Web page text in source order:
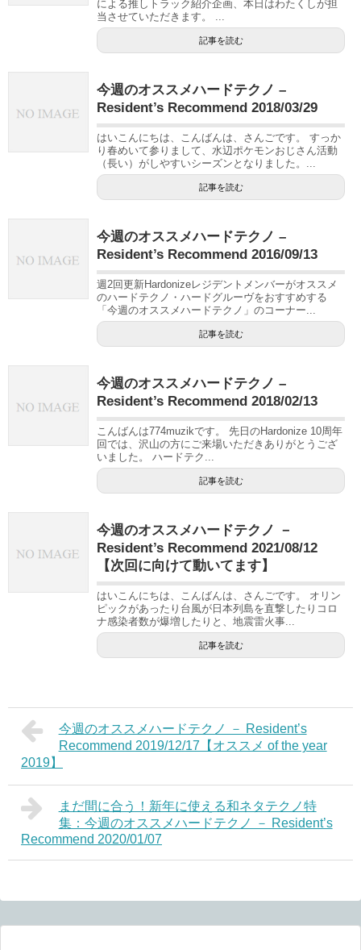
による推しトラック紹介企画、本日はわたくしが担
当させていただきます。 ...
記事を読む
今週のオススメハードテクノ –
Resident’s Recommend 2018/03/29
はいこんにちは、こんばんは、さんごです。 すっか
り春めいて参りまして、水辺ポケモンおじさん活動
（長い）がしやすいシーズンとなりました。...
記事を読む
今週のオススメハードテクノ –
Resident’s Recommend 2016/09/13
週2回更新Hardonizeレジデントメンバーがオススメ
のハードテクノ・ハードグルーヴをおすすめする
「今週のオススメハードテクノ」のコーナー...
記事を読む
今週のオススメハードテクノ –
Resident’s Recommend 2018/02/13
こんばんは774muzikです。 先日のHardonize 10周年
回では、沢山の方にご来場いただきありがとうござ
いました。 ハードテク...
記事を読む
今週のオススメハードテクノ －
Resident’s Recommend 2021/08/12
【次回に向けて動いてます】
はいこんにちは、こんばんは、さんごです。 オリン
ピックがあったり台風が日本列島を直撃したりコロ
ナ感染者数が爆増したりと、地震雷火事...
記事を読む
今週のオススメハードテクノ － Resident’s
Recommend 2019/12/17【オススメ of the year
2019】
まだ間に合う！新年に使える和ネタテクノ特
集：今週のオススメハードテクノ － Resident’s
Recommend 2020/01/07